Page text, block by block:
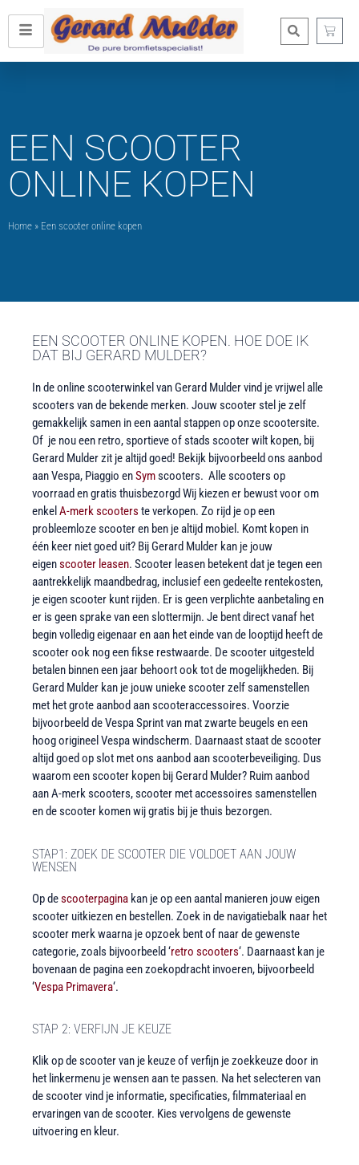
EEN SCOOTER
ONLINE KOPEN
Home » Een scooter online kopen
EEN SCOOTER ONLINE KOPEN. HOE DOE IK
DAT BIJ GERARD MULDER?
In de online scooterwinkel van Gerard Mulder vind je vrijwel alle
scooters van de bekende merken. Jouw scooter stel je zelf
gemakkelijk samen in een aantal stappen op onze scootersite.
Of je nou een retro, sportieve of stads scooter wilt kopen, bij
Gerard Mulder zit je altijd goed! Bekijk bijvoorbeeld ons aanbod
aan Vespa, Piaggio enSymscooters. Alle scooters op
voorraad en gratis thuisbezorgd Wij kiezen er bewust voor om
enkel A-merk scooters te verkopen. Zo rijd je op een
probleemloze scooter en ben je altijd mobiel. Komt kopen in
één keer niet goed uit? Bij Gerard Mulder kan je jouw
eigenscooter leasen. Scooter leasen betekent dat je tegen een
aantrekkelijk maandbedrag, inclusief een gedeelte rentekosten,
je eigen scooter kunt rijden. Er is geen verplichte aanbetaling en
er is geen sprake van een slottermijn. Je bent direct vanaf het
begin volledig eigenaar en aan het einde van de looptijd heeft de
scooter ook nog een fikse restwaarde. De scooter uitgesteld
betalen binnen een jaar behoort ook tot de mogelijkheden. Bij
Gerard Mulder kan je jouw unieke scooter zelf samenstellen
met het grote aanbod aan scooteraccessoires. Voorzie
bijvoorbeeld de Vespa Sprint van mat zwarte beugels en een
hoog origineel Vespa windscherm. Daarnaast staat de scooter
altijd goed op slot met ons aanbod aan scooterbeveiliging. Dus
waarom een scooter kopen bij Gerard Mulder? Ruim aanbod
aan A-merk scooters, scooter met accessoires samenstellen
en de scooter komen wij gratis bij je thuis bezorgen.
STAP1: ZOEK DE SCOOTER DIE VOLDOET AAN JOUW
WENSEN
Op descooterpagina kan je op een aantal manieren jouw eigen
scooter uitkiezen en bestellen. Zoek in de navigatiebalk naar het
scooter merk waarna je opzoek bent of naar de gewenste
categorie, zoals bijvoorbeeld ‘retro scooters‘. Daarnaast kan je
bovenaan de pagina een zoekopdracht invoeren, bijvoorbeeld
‘Vespa Primavera‘.
STAP 2: VERFIJN JE KEUZE
Klik op de scooter van je keuze of verfijn je zoekkeuze door in
het linkermenu je wensen aan te passen. Na het selecteren van
de scooter vind je informatie, specificaties, filmmateriaal en
ervaringen van de scooter. Kies vervolgens de gewenste
uitvoering en kleur.